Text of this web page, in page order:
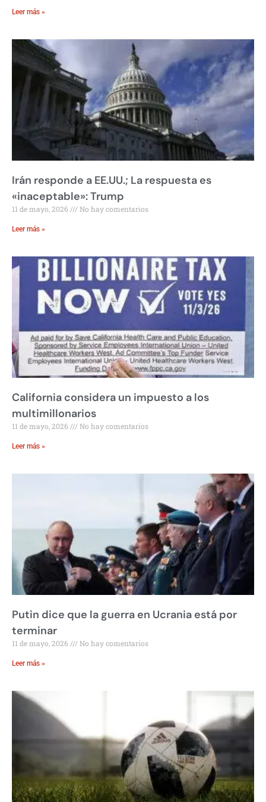
Leer más »
Irán responde a EE.UU.; La respuesta es
«inaceptable»: Trump
11 de mayo, 2026 No hay comentarios
Leer más »
California considera un impuesto a los
multimillonarios
11 de mayo, 2026 No hay comentarios
Leer más »
Putin dice que la guerra en Ucrania está por
terminar
11 de mayo, 2026 No hay comentarios
Leer más »